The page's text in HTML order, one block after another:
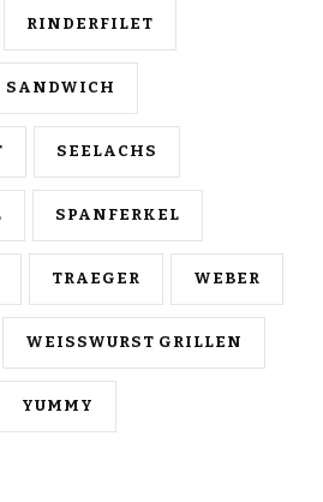
RINDERFILET
SANDWICH
SEELACHS
SPANFERKEL
TRAEGER WEBER
WEISSWURST GRILLEN
YUMMY